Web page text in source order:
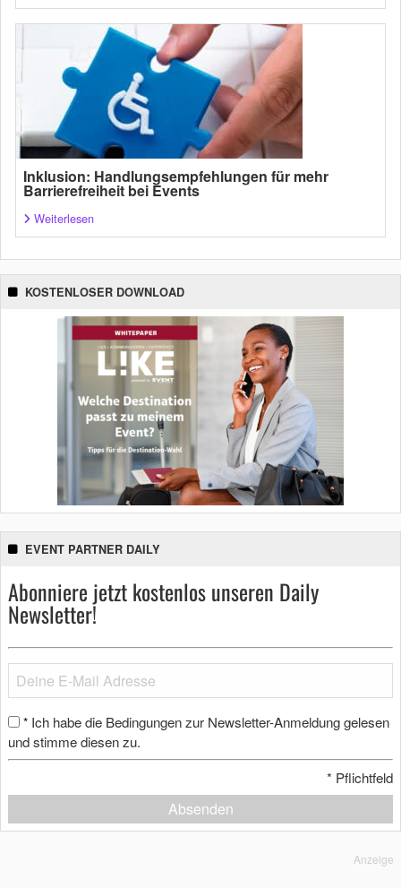
Inklusion: Handlungsempfehlungen für mehr
Barrierefreiheit bei Events
Weiterlesen
KOSTENLOSER DOWNLOAD
EVENT PARTNER DAILY
Abonniere jetzt kostenlos unseren Daily
Newsletter!
* Ich habe die Bedingungen zur Newsletter-Anmeldung gelesen
und stimme diesen zu.
* Pflichtfeld
Absenden
Anzeige